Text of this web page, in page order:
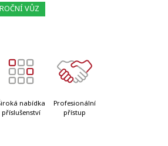
ROČNÍ VŮZ
nabídka
příslušenství
Profesionální
přístup